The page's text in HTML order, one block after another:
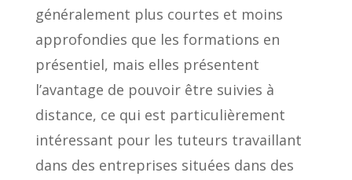
généralement plus courtes et moins
approfondies que les formations en
présentiel, mais elles présentent
l’avantage de pouvoir être suivies à
distance, ce qui est particulièrement
intéressant pour les tuteurs travaillant
dans des entreprises situées dans des